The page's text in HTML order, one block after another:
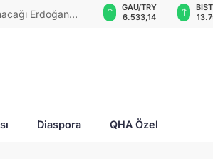
2027 seçim6.533,14
BIST 100
13.752,21
USD
Diaspora QHA Özel